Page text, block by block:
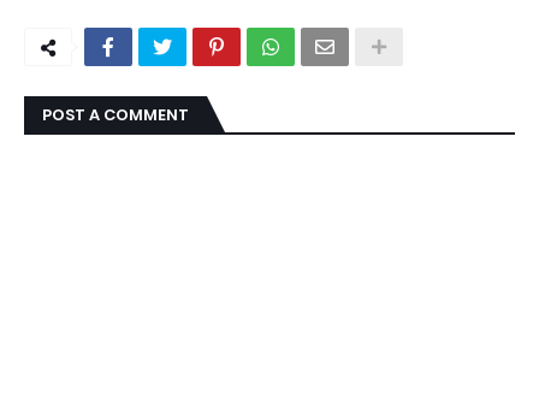
POST A COMMENT